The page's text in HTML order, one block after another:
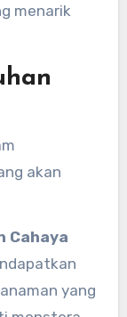
menarik
akan
Cahaya
yang